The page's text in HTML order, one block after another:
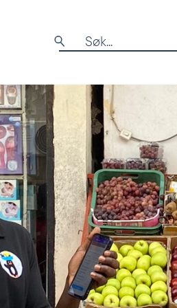
Søk
etter: